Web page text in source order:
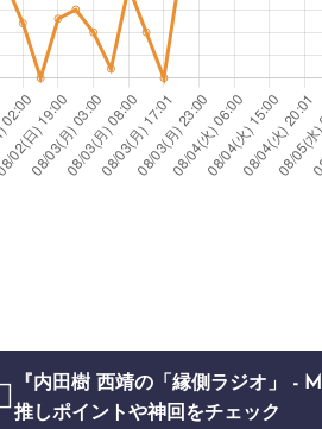
『内田樹 西靖の「縁側ラジオ」 -
推しポイントや神回をチェック